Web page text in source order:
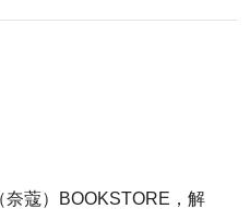
奈蔻）BOOKSTORE，解